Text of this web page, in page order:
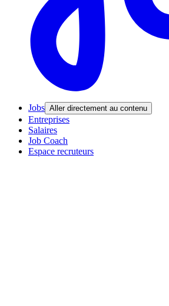
Jobs Aller directement au contenu
Entreprises
Salaires
Job Coach
Espace recruteurs